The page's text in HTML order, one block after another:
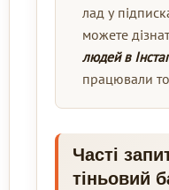
лад у
можете
людей в
працювали
Часті
тіньовий